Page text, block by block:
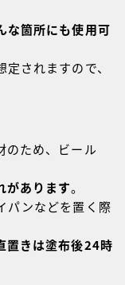
な箇所にも使用可
されますので、
のため、ビール
があります。
パンなどを置く際
置きは塗布後24時